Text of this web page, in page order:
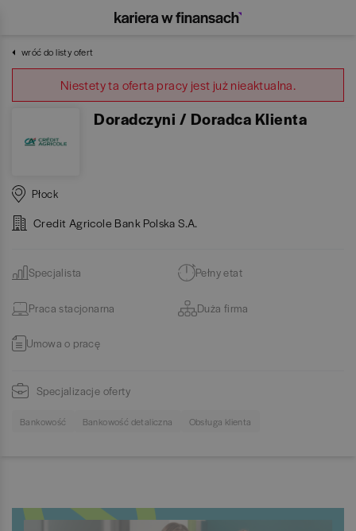
wróć do listy ofert
Niestety ta oferta pracy jest już nieaktualna.
Doradczyni / Doradca Klienta
Płock
Credit Agricole Bank Polska S.A.
Specjalista Pełny etat
Praca stacjonarna Duża firma
Umowa o pracę
Specjalizacje oferty
Bankowość Bankowość detaliczna Obsługa klienta